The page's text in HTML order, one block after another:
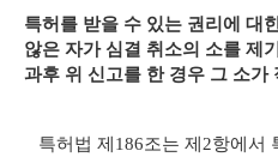
특허를 받을 수 있는 권리에 대
않은 자가 심결 취소의 소를 제
과후 위 신고를 한 경우 그 소가
특허법 제186조는 제2항에서